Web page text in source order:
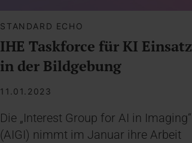
STANDARD ECHO
IHE Taskforce für KI Einsatz
in der Bildgebung
11.01.2023
Die „Interest Group for AI in Imaging“
(AIGI) nimmt im Januar ihre Arbeit